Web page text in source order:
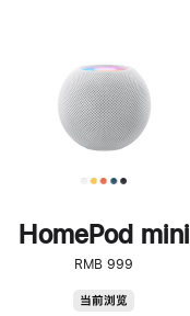
HomePod mini
RMB 999
当前浏览